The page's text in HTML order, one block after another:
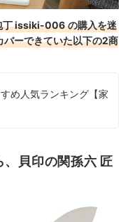
丁 issiki-006 の購入を迷
バーできていた以下の2商
め人気ランキング【家
貝印の関孫六 匠